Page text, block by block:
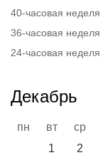
40-часовая неделя
36-часовая неделя
24-часовая неделя
Декабрь
пн вт ср
1
2